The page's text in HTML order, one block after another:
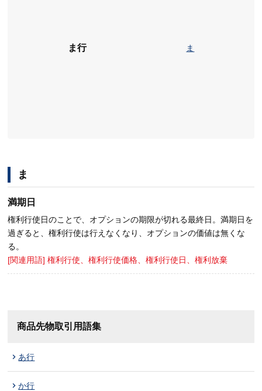
ま行 ま
ま
満期日
権利行使日のことで、オプションの期限が切れる最終日。満期日を
過ぎると、権利行使は行えなくなり、オプションの価値は無くな
る。
[関連用語] 権利行使、権利行使価格、権利行使日、権利放棄
商品先物取引用語集
あ行
か行